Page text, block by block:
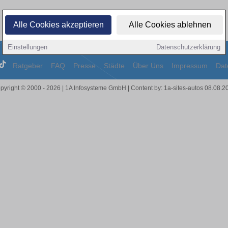
Alle Cookies akzeptieren Alle Cookies ablehnen
Einstellungen Datenschutzerklärung
Ratgeber FAQ Presse Städte Über Uns Impressum
© 2000 - 2026 | 1A Infosysteme GmbH | Content by: 1a-sites-autos